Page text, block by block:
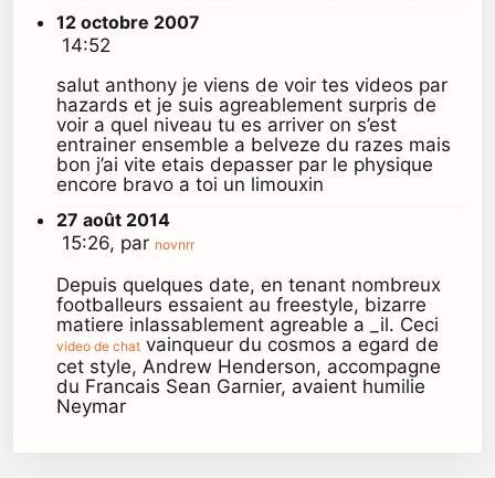
12 octobre 2007
14:52
salut anthony je viens de voir tes videos par
hazards et je suis agreablement surpris de
voir a quel niveau tu es arriver on s’est
entrainer ensemble a belveze du razes mais
bon j’ai vite etais depasser par le physique
encore bravo a toi un limouxin
27 août 2014
15:26, par novnrr
Depuis quelques date, en tenant nombreux
footballeurs essaient au freestyle, bizarre
matiere inlassablement agreable a _il. Ceci
video de chat vainqueur du cosmos a egard de
cet style, Andrew Henderson, accompagne
du Francais Sean Garnier, avaient humilie
Neymar